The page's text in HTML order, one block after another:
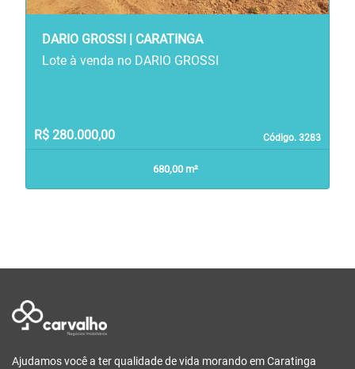
DARIO GROSSI | CARATINGA
Código. 3283
Lote à venda no DARIO GROSSI
R$ 280.000,00
680,00 m²
Ajudamos você a ter qualidade de vida morando em Caratinga